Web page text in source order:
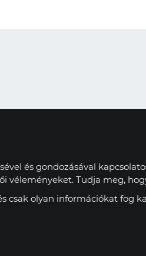
és gondozásával
véleményeket. Tudja meg,
olyan információkat fog